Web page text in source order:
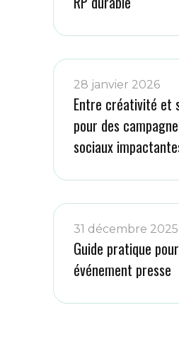
28 janvier 2026
Entre créativité et
pour des
sociaux
31 décembre 2025
Guide pratique
événement presse